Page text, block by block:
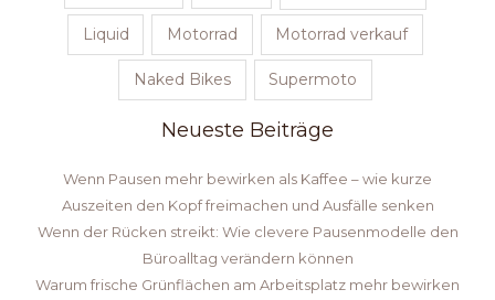
Liquid Motorrad Motorrad verkauf
Naked Bikes Supermoto
Neueste Beiträge
Wenn Pausen mehr bewirken als Kaffee – wie kurze
Auszeiten den Kopf freimachen und Ausfälle senken
Wenn der Rücken streikt: Wie clevere Pausenmodelle den
Büroalltag verändern können
Warum frische Grünflächen am Arbeitsplatz mehr bewirken